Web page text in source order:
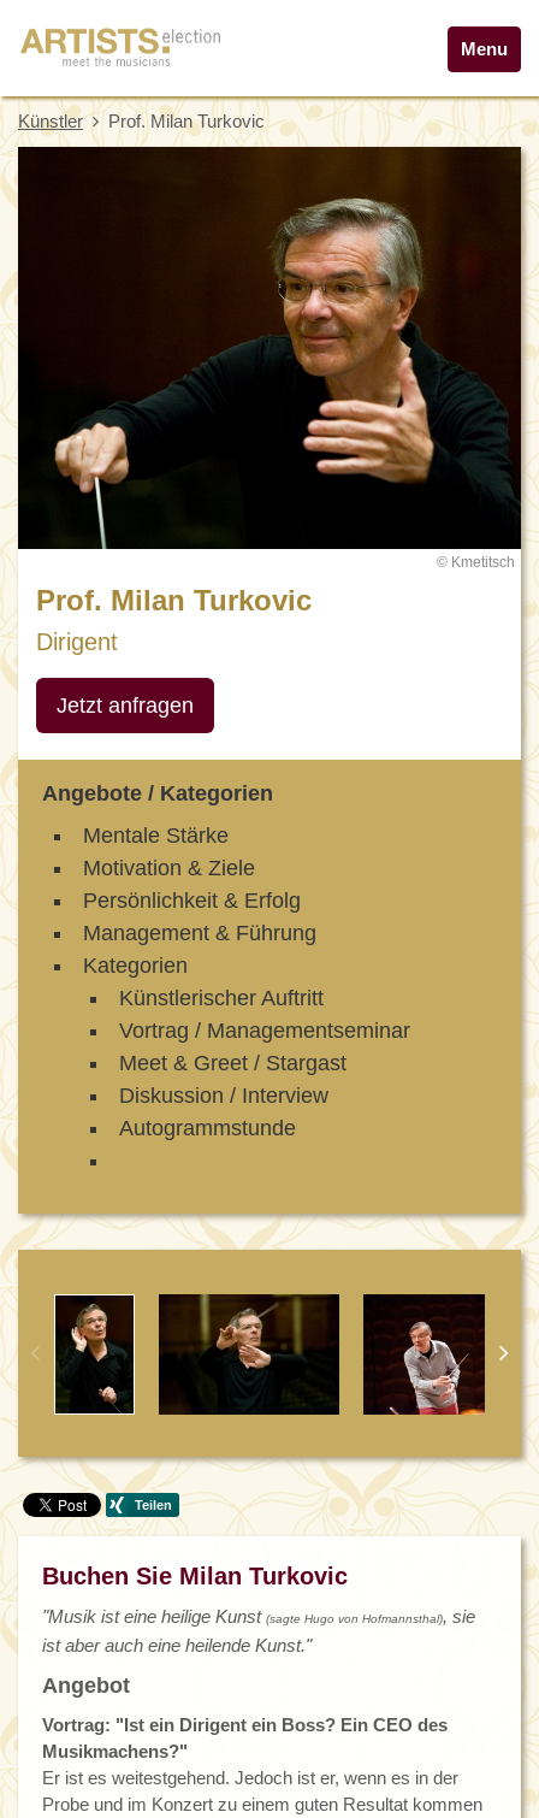
Menu
Künstler Prof. Milan Turkovic
© Kmetitsch
Prof. Milan Turkovic
Dirigent
Jetzt anfragen
Angebote / Kategorien
Mentale Stärke
Motivation & Ziele
Persönlichkeit & Erfolg
Management & Führung
Kategorien
Künstlerischer Auftritt
Vortrag / Managementseminar
Meet & Greet / Stargast
Diskussion / Interview
Autogrammstunde
Buchen Sie Milan Turkovic
"Musik ist eine heilige Kunst (sagte Hugo von Hofmannsthal), sie
ist aber auch eine heilende Kunst."
Angebot
Vortrag: "Ist ein Dirigent ein Boss? Ein CEO des
Musikmachens?"
Er ist es weitestgehend. Jedoch ist er, wenn es in der
Probe und im Konzert zu einem guten Resultat kommen